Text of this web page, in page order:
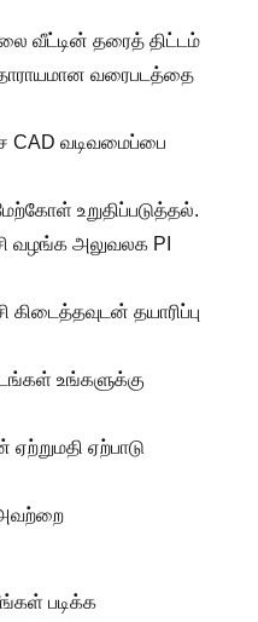
வீட்டின் தரைத் திட்டம்
வரைபடத்தை
CAD வடிவமைப்பை
உறுதிப்படுத்தல்.
வழங்க அலுவலக PI
தயாரிப்பு
படங்கள் உங்களுக்கு
ஏற்பாடு
படிக்க